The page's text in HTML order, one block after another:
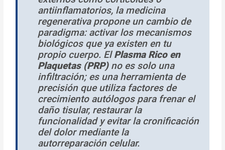
antiinflamatorios, la medicina
regenerativa propone un cambio de
paradigma: activar los mecanismos
biológicos que ya existen en tu
propio cuerpo. ElPlasma Rico en
Plaquetas (PRP)no es solo una
infiltración; es una herramienta de
precisión que utiliza factores de
crecimiento autólogos para frenar el
daño tisular, restaurar la
funcionalidad y evitar la cronificación
del dolor mediante la
autorreparación celular.